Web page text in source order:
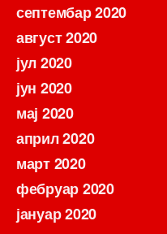
септембар 2020
август 2020
јул 2020
јун 2020
мај 2020
април 2020
март 2020
фебруар 2020
јануар 2020